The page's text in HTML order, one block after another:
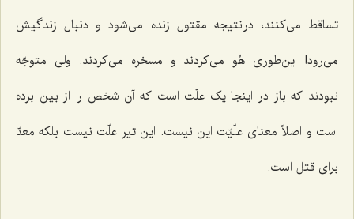
تساقط می‌کنند، در نتیجه مقتول زنده می‌شود و دنبال زندگیش
می‌رود! این‌طوری هُو می‌کردند و مسخره می‌کردند. ولی متوجّه
نبودند که باز در اینجا یک علّت است که آن شخص را از بین برده
است و اصلاً معنای علّیّت این نیست. این تیر علّت نیست بلکه معدّ
برای قتل است.